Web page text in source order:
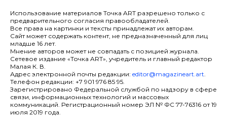
Использование материалов Точка ART разрешено только с
предварительного согласия правообладателей.
Все права на картинки и тексты принадлежат их авторам.
Сайт может содержать контент, не предназначенный для лиц
младше 16 лет.
Мнение авторов может не совпадать с позицией журнала.
Сетевое издание «Точка ART», учредитель и главный редактор
Малая К. В.
Адрес электронной почты редакции: editor@magazineart.art.
Телефон редакции: +7 901 976 85 95.
Зарегистрировано Федеральной службой по надзору в сфере
связи, информационных технологий и массовых
коммуникаций. Регистрационный номер ЭЛ № ФС 77-76316 от 19
июля 2019 года.